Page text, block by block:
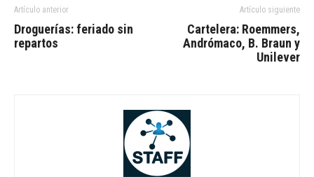
Artículo anterior
Droguerías: feriado sin
repartos
Artículo siguiente
Cartelera: Roemmers,
Andrómaco, B. Braun y
Unilever